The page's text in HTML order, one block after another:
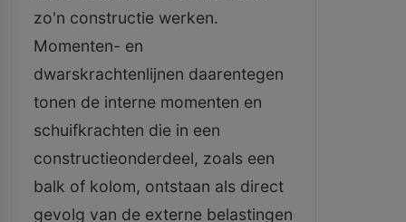
zo'n constructie werken.
Momenten- en
dwarskrachtenlijnen daarentegen
tonen de interne momenten en
schuifkrachten die in een
constructieonderdeel, zoals een
balk of kolom, ontstaan als direct
gevolg van de externe belastingen